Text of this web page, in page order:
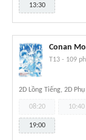
13:30
Conan
T13 - 109
2D Lồng Tiếng, 2D
08:20 10:40
19:00